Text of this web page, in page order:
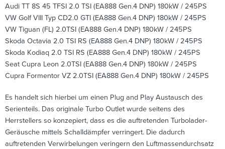
Audi TT 8S 45 TFSI 2.0 TSI (EA888 Gen.4 DNP) 180kW / 245PS
VW Golf VIII Typ CD2.0 GTI (EA888 Gen.4 DNP) 180kW / 245PS
VW Tiguan (FL) 2.0TSI (EA888 Gen.4 DNP) 180kW / 245PS
Skoda Octavia 2.0 TSI RS (EA888 Gen.4 DNP) 180kW / 245PS
Skoda Kodiaq 2.0 TSI RS (EA888 Gen.4 DNP) 180kW / 245PS
Seat Cupra Leon 2.0TSI (EA888 Gen.4 DNP) 180kW / 245PS
Cupra Formentor VZ 2.0TSI (EA888 Gen.4 DNP) 180kW / 245PS
Es handelt sich hierbei um einen Plug and Play Austausch des
Serienteils. Das originale Turbo Outlet wurde seitens des
Herrstellers so konzepiert, dass es die auftretenden Turbolader-
Geräusche mittels Schalldämpfer verringert. Die dadurch
auftretenden Verwirbelungen veringern den Luftmassendurchsatz